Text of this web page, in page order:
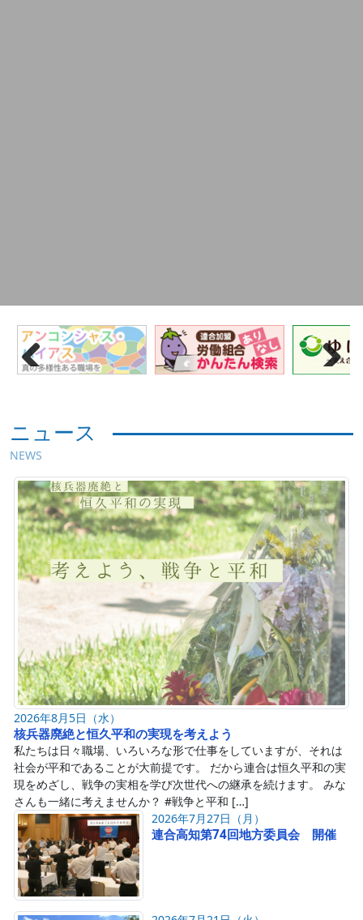
ニュース
NEWS
2026年8月5日（水）
核兵器廃絶と恒久平和の実現を考えよう
私たちは日々職場、いろいろな形で仕事をしていますが、それは
社会が平和であることが大前提です。 だから連合は恒久平和の実
現をめざし、戦争の実相を学び次世代への継承を続けます。 みな
さんも一緒に考えませんか？ #戦争と平和 […]
2026年7月27日（月）
連合高知第74回地方委員会 開催